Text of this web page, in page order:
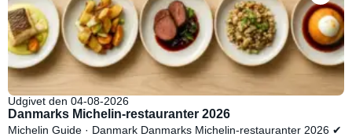
Udgivet den 04-08-2026
Danmarks Michelin-restauranter 2026
Michelin Guide · Danmark Danmarks Michelin-restauranter 2026 ✔